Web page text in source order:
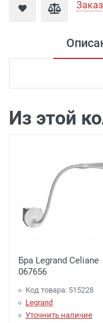
подъезда)
Доставка г.
Из этой
Бра Legrand Celiane
067656
Код товара: 515228
Legrand
Уточнить наличие